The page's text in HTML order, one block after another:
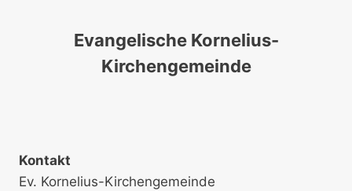
Evangelische Kornelius-
Kirchengemeinde
Kontakt
Ev. Kornelius-Kirchengemeinde